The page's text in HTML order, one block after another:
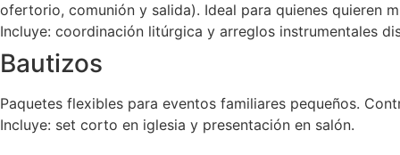
ofertorio, comunión y salida). Ideal para quienes quieren
Incluye: coordinación litúrgica y arreglos instrumentales
Bautizos
Paquetes flexibles para eventos familiares pequeños.
Incluye: set corto en iglesia y presentación en salón.